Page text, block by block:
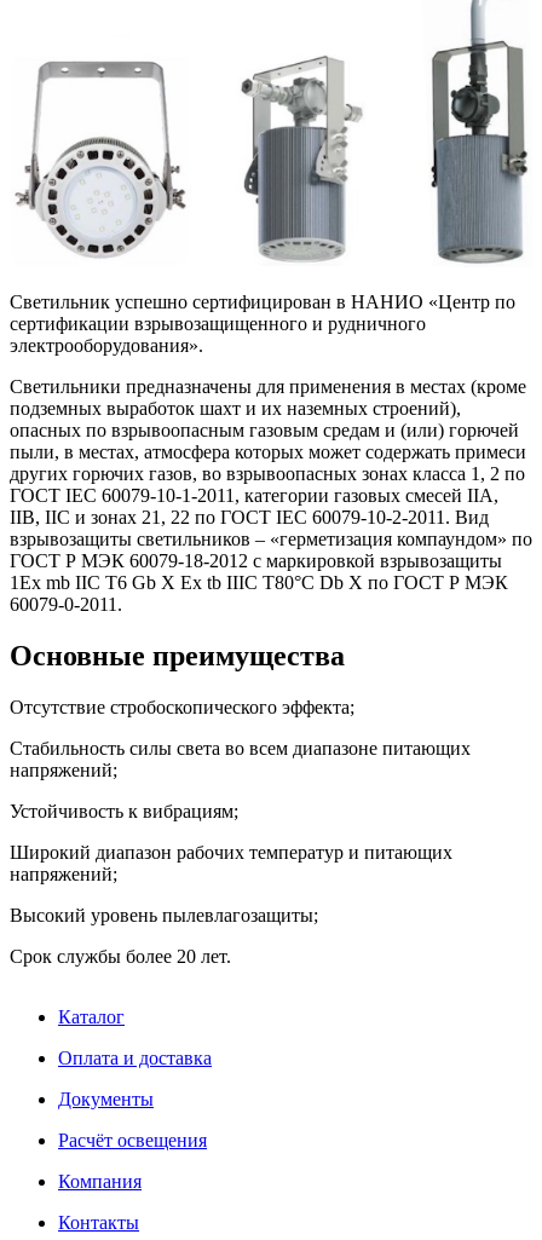
Светильник успешно сертифицирован в НАНИО «Центр по
сертификации взрывозащищенного и рудничного
электрооборудования».
Светильники предназначены для применения в местах (кроме
подземных выработок шахт и их наземных строений),
опасных по взрывоопасным газовым средам и (или) горючей
пыли, в местах, атмосфера которых может содержать примеси
других горючих газов, во взрывоопасных зонах класса 1, 2 по
ГОСТ IEC 60079-10-1-2011, категории газовых смесей IIА,
IIВ, IIС и зонах 21, 22 по ГОСТ IEC 60079-10-2-2011. Вид
взрывозащиты светильников – «герметизация компаундом» по
ГОСТ Р МЭК 60079-18-2012 с маркировкой взрывозащиты
1Ex mb IIС T6 Gb X Ex tb IIIC Т80°C Db X по ГОСТ Р МЭК
60079-0-2011.
Основные преимущества
Отсутствие стробоскопического эффекта;
Стабильность силы света во всем диапазоне питающих
напряжений;
Устойчивость к вибрациям;
Широкий диапазон рабочих температур и питающих
напряжений;
Высокий уровень пылевлагозащиты;
Срок службы более 20 лет.
Каталог
Оплата и доставка
Документы
Расчёт освещения
Компания
Контакты